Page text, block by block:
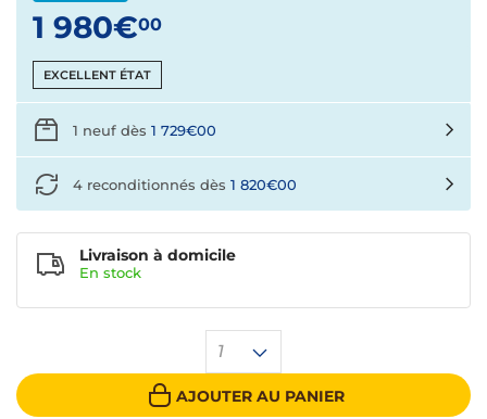
1 980€00
EXCELLENT ÉTAT
1
AJOUTER AU PANIER
Livraison à domicile
En stock
1 neuf dès 1 729€00
4 reconditionnés dès 1 820€00